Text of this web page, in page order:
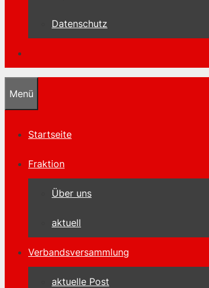
Datenschutz
Menü
Startseite
Fraktion
Über uns
aktuell
Verbandsversammlung
aktuelle Post